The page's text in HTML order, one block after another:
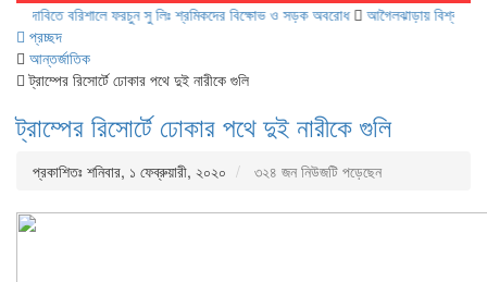
বরিশালে ফরচুন সু লিঃ শ্রমিকদের বিক্ষোভ ও সড়ক অবরোধ
আগৈলঝাড়ায় বিশ্ব মানব পাচার
প্রচ্ছদ
আন্তর্জাতিক
ট্রাম্পের রিসোর্টে ঢোকার পথে দুই নারীকে গুলি
ট্রাম্পের রিসোর্টে ঢোকার পথে দুই নারীকে গুলি
প্রকাশিতঃ শনিবার, ১ ফেব্রুয়ারী, ২০২০ ৩২৪ জন নিউজটি পড়েছেন